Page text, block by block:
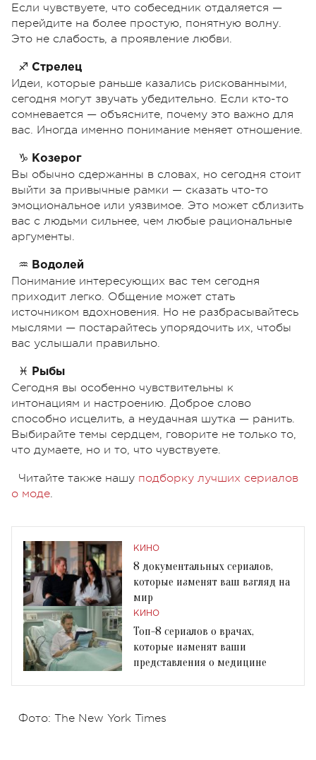
Если чувствуете, что собеседник отдаляется —
перейдите на более простую, понятную волну.
Это не слабость, а проявление любви.
♐ Стрелец
Идеи, которые раньше казались рискованными,
сегодня могут звучать убедительно. Если кто-то
сомневается — объясните, почему это важно для
вас. Иногда именно понимание меняет отношение.
♑ Козерог
Вы обычно сдержанны в словах, но сегодня стоит
выйти за привычные рамки — сказать что-то
эмоциональное или уязвимое. Это может сблизить
вас с людьми сильнее, чем любые рациональные
аргументы.
♒ Водолей
Понимание интересующих вас тем сегодня
приходит легко. Общение может стать
источником вдохновения. Но не разбрасывайтесь
мыслями — постарайтесь упорядочить их, чтобы
вас услышали правильно.
♓ Рыбы
Сегодня вы особенно чувствительны к
интонациям и настроению. Доброе слово
способно исцелить, а неудачная шутка — ранить.
Выбирайте темы сердцем, говорите не только то,
что думаете, но и то, что чувствуете.
Читайте также нашу подборку лучших сериалов
о моде.
КИНО
8 документальных сериалов,
которые изменят ваш взгляд на
мир
КИНО
Топ-8 сериалов о врачах,
которые изменят ваши
представления о медицине
Фото: The New York Times